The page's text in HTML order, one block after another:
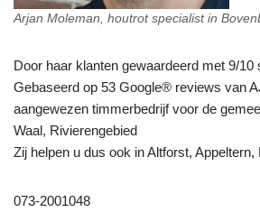
Arjan Moleman, houtrot specialist in
Door haar klanten gewaardeerd met 9/10
Gebaseerd op 53 Google® reviews van
aangewezen timmerbedrijf voor de
Waal, Rivierengebied
Zij helpen u dus ook in Altforst,
073-2001048